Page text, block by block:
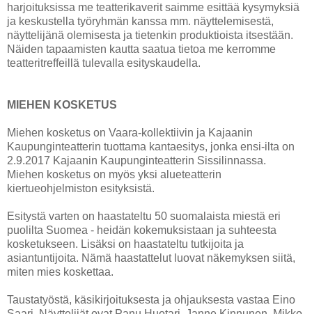
harjoituksissa me teatterikaverit saimme esittää kysymyksiä
ja keskustella työryhmän kanssa mm. näyttelemisestä,
näyttelijänä olemisesta ja tietenkin produktioista itsestään.
Näiden tapaamisten kautta saatua tietoa me kerromme
teatteritreffeillä tulevalla esityskaudella.
MIEHEN KOSKETUS
Miehen kosketus on Vaara-kollektiivin ja Kajaanin
Kaupunginteatterin tuottama kantaesitys, jonka ensi-ilta on
2.9.2017 Kajaanin Kaupunginteatterin Sissilinnassa.
Miehen kosketus on myös yksi alueteatterin
kiertueohjelmiston esityksistä.
Esitystä varten on haastateltu 50 suomalaista miestä eri
puolilta Suomea - heidän kokemuksistaan ja suhteesta
kosketukseen. Lisäksi on haastateltu tutkijoita ja
asiantuntijoita. Nämä haastattelut luovat näkemyksen siitä,
miten mies koskettaa.
Taustatyöstä, käsikirjoituksesta ja ohjauksesta vastaa Eino